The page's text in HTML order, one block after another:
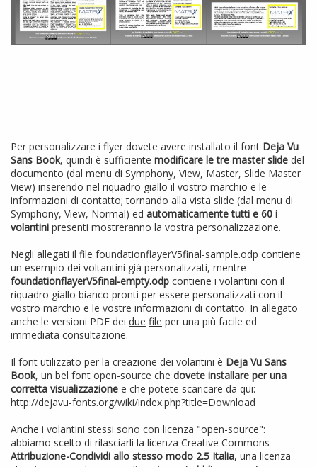
Per personalizzare i flyer dovete avere installato il font Deja Vu
Sans Book, quindi è sufficiente modificare le tre master slide del
documento (dal menu di Symphony, View, Master, Slide Master
View) inserendo nel riquadro giallo il vostro marchio e le
informazioni di contatto; tornando alla vista slide (dal menu di
Symphony, View, Normal) ed automaticamente tutti e 60 i
volantini presenti mostreranno la vostra personalizzazione.
Negli allegati il file foundationflayerV5final-sample.odp contiene
un esempio dei voltantini già personalizzati, mentre
foundationflayerV5final-empty.odp contiene i volantini con il
riquadro giallo bianco pronti per essere personalizzati con il
vostro marchio e le vostre informazioni di contatto. In allegato
anche le versioni PDF dei due file per una più facile ed
immediata consultazione.
Il font utilizzato per la creazione dei volantini è Deja Vu Sans
Book, un bel font open-source che dovete installare per una
corretta visualizzazione e che potete scaricare da qui:
http://dejavu-fonts.org/wiki/index.php?title=Download
Anche i volantini stessi sono con licenza "open-source":
abbiamo scelto di rilasciarli la licenza Creative Commons
Attribuzione-Condividi allo stesso modo 2.5 Italia, una licenza